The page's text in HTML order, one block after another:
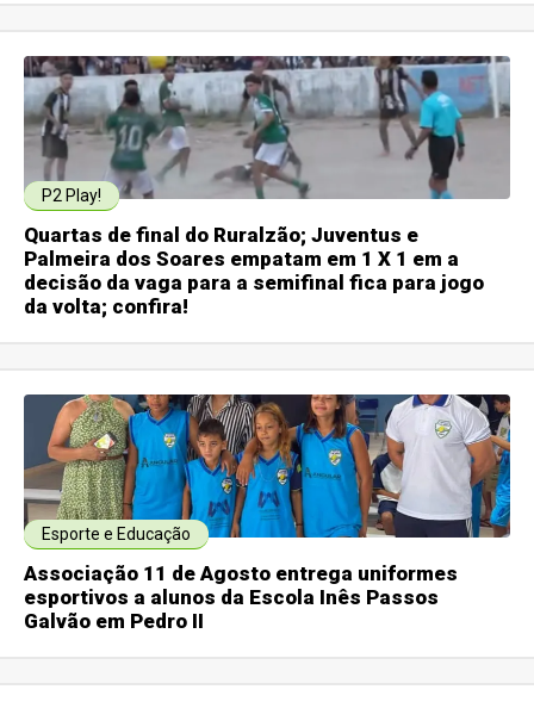
P2 Play!
Quartas de final do Ruralzão; Juventus e
Palmeira dos Soares empatam em 1 X 1 em a
decisão da vaga para a semifinal fica para jogo
da volta; confira!
Esporte e Educação
Associação 11 de Agosto entrega uniformes
esportivos a alunos da Escola Inês Passos
Galvão em Pedro II